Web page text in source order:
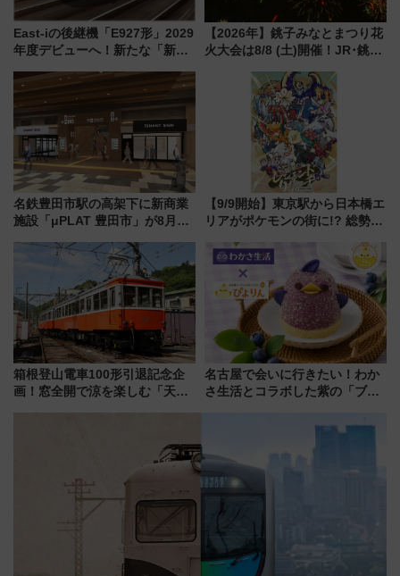
East-iの後継機「E927形」2029
年度デビューへ！新たな「新幹
説【JR東日本】
【2026年】銚子みなとまつり花
火大会は8/8 (土)開催！JR･銚子
報、利根川に咲く8,000発の大迫
力＆屋台を満喫
名鉄豊田市駅の高架下に新商業
施設「μPLAT 豊田市」が8月26
たな玄関口へ
【9/9開始】東京駅から日本橋エ
リアがポケモンの街に!? 総勢
リサーチ」本格謎解き・グッズ
情報まとめ
箱根登山電車100形引退記念企
画！窓全開で涼を楽しむ「天然
名古屋で会いに行きたい！わか
さ生活とコラボした紫の「ブル